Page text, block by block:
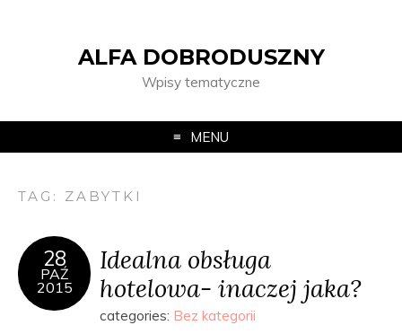
ALFA DOBRODUSZNY
Wpisy tematyczne
MENU
TAG: ZABYTKI
28
PAŹ
2015
Idealna obsługa
hotelowa- inaczej jaka?
categories: Bez kategorii